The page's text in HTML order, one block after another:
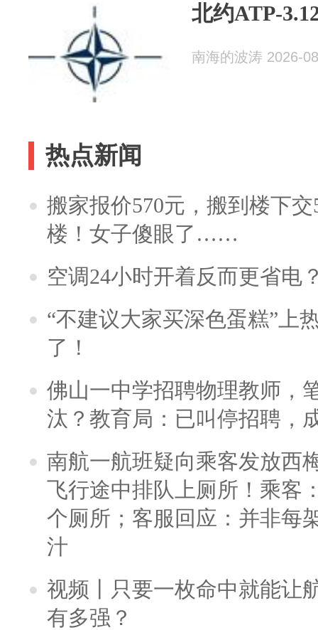
北约ATP-
南海的波涛 2026-
热点新闻
搬家报价570元，搬到楼下
楼！女子傻眼了……
空调24小时开着反而更省电
“不建议大家买深色蛋糕”上
了！
佛山一中学招聘物理教师，
汰？教育局：已叫停招聘，
南航一航班疑向乘客发放西
飞行途中排队上厕所！乘客
个厕所；客服回应：并非每
汁
视频丨只要一枚命中就能让
有多强？